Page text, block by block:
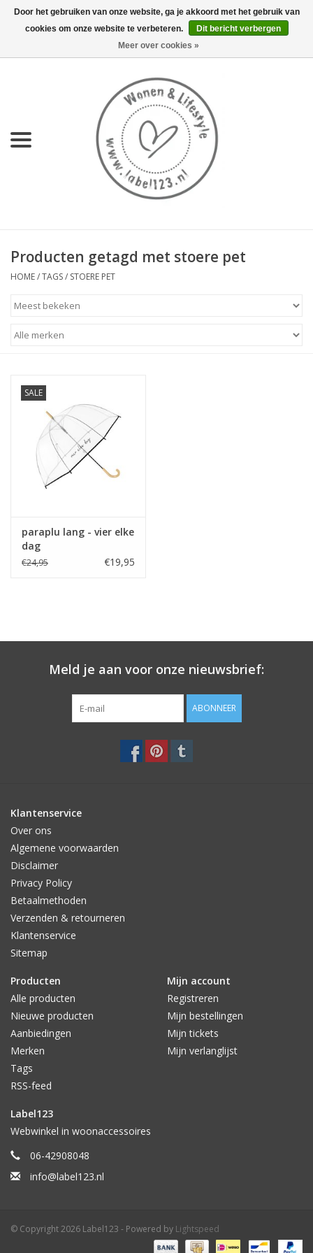
0 Artikelen - €0,00
KEUKEN
LIFESTYLE
MEUBELS
STATIONARY
KAMERS
Merken
Producten getagd met stoere pet
HOME/TAGS/ STOERE PET
SALE
paraplu lang - vier elke
dag
€24,95 €19,95
Meld je aan voor onze nieuwsbrief:
ABONNEER
Klantenservice
Over ons
Algemene voorwaarden
Disclaimer
Privacy Policy
Betaalmethoden
Verzenden & retourneren
Klantenservice
Sitemap
Producten
Alle producten
Nieuwe producten
Aanbiedingen
Merken
Tags
RSS-feed
Mijn account
Registreren
Mijn bestellingen
Mijn tickets
Mijn verlanglijst
Label123
Webwinkel in woonaccessoires
06-42908048
info@label123.nl
© Copyright 2026 Label123 - Powered by Lightspeed
Door het gebruiken van onze website, ga je akkoord met het gebruik van
cookies om onze website te verbeteren.
Dit bericht verbergen
Meer over cookies »